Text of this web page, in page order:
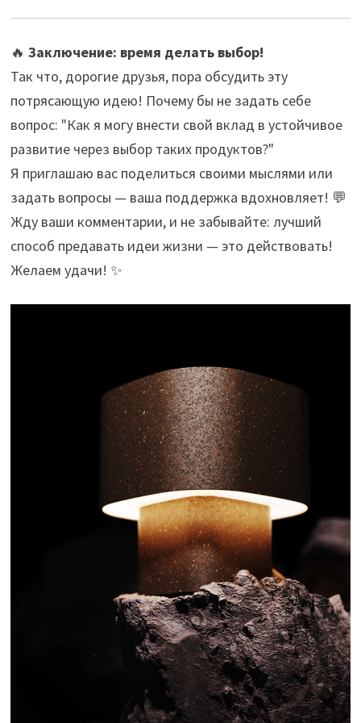
🔥Заключение: время делать выбор!
Так что, дорогие друзья, пора обсудить эту
потрясающую идею! Почему бы не задать себе
вопрос: "Как я могу внести свой вклад в устойчивое
развитие через выбор таких продуктов?"
Я приглашаю вас поделиться своими мыслями или
задать вопросы — ваша поддержка вдохновляет! 💬
Жду ваши комментарии, и не забывайте: лучший
способ предавать идеи жизни — это действовать!
Желаем удачи! ✨